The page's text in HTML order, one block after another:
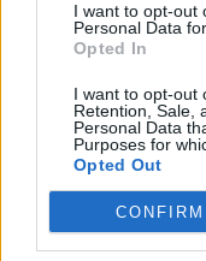
I want to opt-out
Personal Data
Opted In
I want to opt-out
Retention, Sale,
Personal Data
Purposes for
Opted Out
CONFIRM